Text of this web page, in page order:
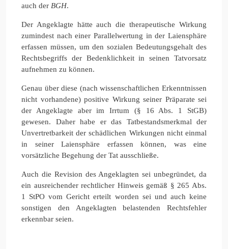
auch der BGH.
Der Angeklagte hätte auch die therapeutische Wirkung
zumindest nach einer Parallelwertung in der Laiensphäre
erfassen müssen, um den sozialen Bedeutungsgehalt des
Rechtsbegriffs der Bedenklichkeit in seinen Tatvorsatz
aufnehmen zu können.
Genau über diese (nach wissenschaftlichen Erkenntnissen
nicht vorhandene) positive Wirkung seiner Präparate sei
der Angeklagte aber im Irrtum (§ 16 Abs. 1 StGB)
gewesen. Daher habe er das Tatbestandsmerkmal der
Unvertretbarkeit der schädlichen Wirkungen nicht einmal
in seiner Laiensphäre erfassen können, was eine
vorsätzliche Begehung der Tat ausschließe.
Auch die Revision des Angeklagten sei unbegründet, da
ein ausreichender rechtlicher Hinweis gemäß § 265 Abs.
1 StPO vom Gericht erteilt worden sei und auch keine
sonstigen den Angeklagten belastenden Rechtsfehler
erkennbar seien.